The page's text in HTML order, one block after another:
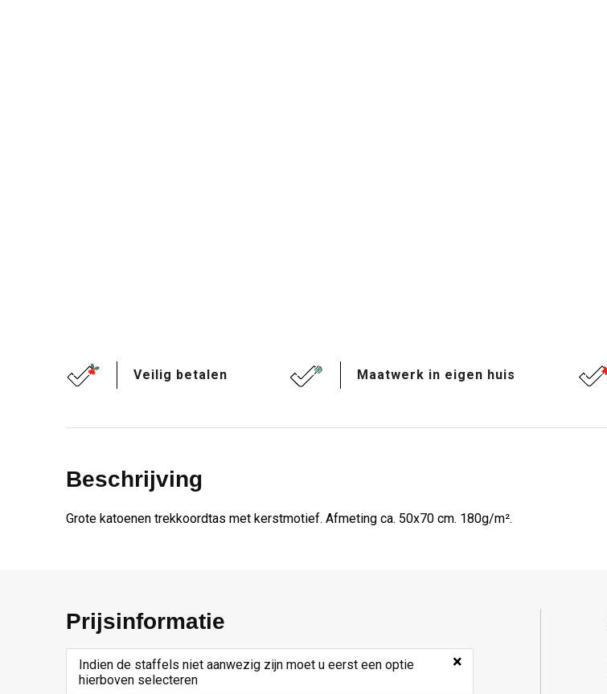
Veilig betalen Maatwerk in eigen huis
Beschrijving
Grote katoenen trekkoordtas met kerstmotief. Afmeting ca. 50x70 cm. 180g/m².
Prijsinformatie
Indien de staffels niet aanwezig zijn moet u eerst een optie
hierboven selecteren
×